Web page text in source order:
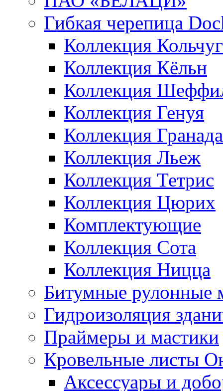
Гибкая черепица
Коллекция
Коллекция Кёльн
Коллекция
Коллекция Генуя
Коллекция Гранада
Коллекция Льеж
Коллекция Тетрис
Коллекция Цюрих
Комплектующие
Коллекция Сота
Коллекция Ницца
Битумные рулонные
Гидроизоляция
Праймеры и мастики
Кровельные листы
Аксессуары и